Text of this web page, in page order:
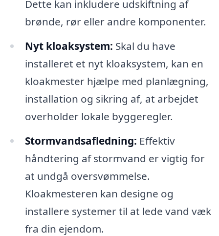
Dette kan inkludere udskiftning af
brønde, rør eller andre komponenter.
Nyt kloaksystem: Skal du have
installeret et nyt kloaksystem, kan en
kloakmester hjælpe med planlægning,
installation og sikring af, at arbejdet
overholder lokale byggeregler.
Stormvandsafledning: Effektiv
håndtering af stormvand er vigtig for
at undgå oversvømmelse.
Kloakmesteren kan designe og
installere systemer til at lede vand væk
fra din ejendom.